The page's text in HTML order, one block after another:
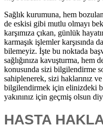
Sağlık kurumuna, hem
de eskisi gibi mutlu olmayı
karşımıza çıkan, günlük
karmaşık işlemler karşısında
bilemeyiz. İşte bu noktada
sağlığınıza kavuşturma, hem
konusunda sizi bilgilendirme
sahiplenerek, sizi haklarınız
bilgilendirmek için elinizdeki
yakınınız için geçmiş olsun
HASTA